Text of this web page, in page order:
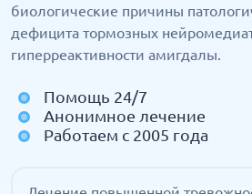
биологические причины
дефицита тормозных
гиперреактивности амигдалы.
Помощь 24/7
Анонимное лечение
Работаем с 2005 года